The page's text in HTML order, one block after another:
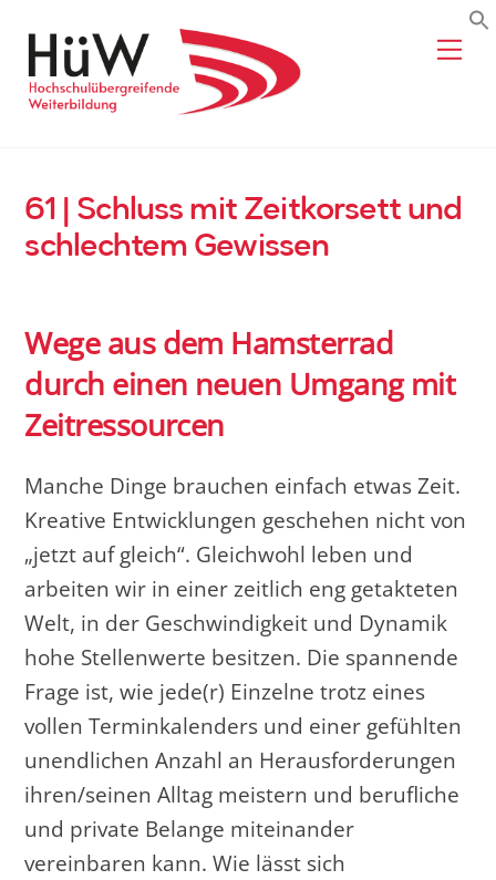
content
61 | Schluss mit Zeitkorsett und
schlechtem Gewissen
Wege aus dem Hamsterrad
durch einen neuen Umgang mit
Zeitressourcen
Manche Dinge brauchen einfach etwas Zeit.
Kreative Entwicklungen geschehen nicht von
„jetzt auf gleich“. Gleichwohl leben und
arbeiten wir in einer zeitlich eng getakteten
Welt, in der Geschwindigkeit und Dynamik
hohe Stellenwerte besitzen. Die spannende
Frage ist, wie jede(r) Einzelne trotz eines
vollen Terminkalenders und einer gefühlten
unendlichen Anzahl an Herausforderungen
ihren/seinen Alltag meistern und berufliche
und private Belange miteinander
vereinbaren kann. Wie lässt sich